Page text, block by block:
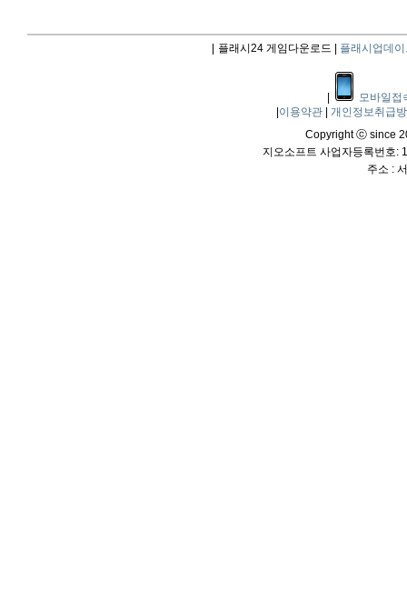
플래시24 게임다운로드 | 플래시업데이
모바일접
이용약관
개인정보취급
Copyright ⓒ since
지오소프트 사업자등록번호:
주소 :